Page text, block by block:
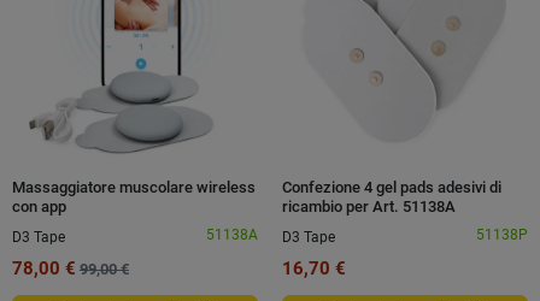
Massaggiatore muscolare wireless
con app
D3 Tape
51138A
78,00 € 99,00 €
Confezione 4 gel pads adesivi di
ricambio per Art. 51138A
D3 Tape
51138P
16,70 €